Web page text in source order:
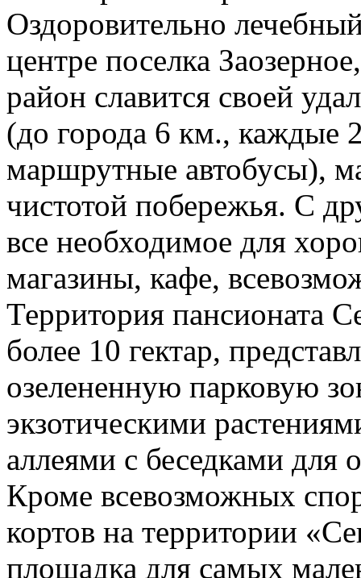
Оздоровительно
центре поселка
район славится своей
(до города 6 км., каждые
маршрутные автобусы),
чистотой побережья. С
все необходимое для
магазины, кафе,
Территория пансионата
более 10 гектар,
озелененную парковую
экзотическими
аллеями с беседками для
Кроме всевозможных
кортов на территории
площадка для самых